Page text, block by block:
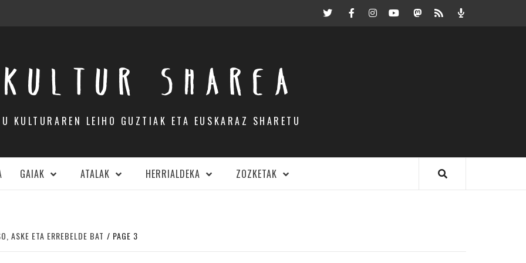
TwitterFacebookInstagramYoutubeMastodon.eus
RSS Podcast
KULTUR SHAREA
KULTURAREN LEIHO GUZTIAK ETA EUSKARAZ SHARETU
GAIAK ATALAK HERRIALDEKA ZOZKETAK
ASKE ETA ERREBELDE BAT PAGE 3